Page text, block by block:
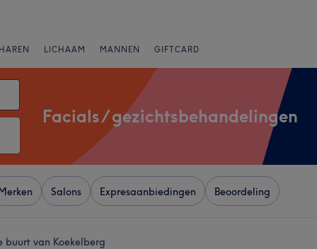
LICHAAM MANNEN GIFTCARD
Facials / gezichtsbehandelingen
Salons Expresaanbiedingen Beoordeling
van Koekelberg